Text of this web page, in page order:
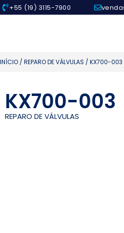
+55 (19) 3115-7900
INÍCIO / REPARO DE VÁLVULAS / KX700-003
KX700-003
REPARO DE VÁLVULAS